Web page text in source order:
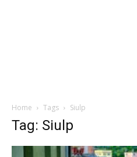
Home Tags Siulp
Tag: Siulp